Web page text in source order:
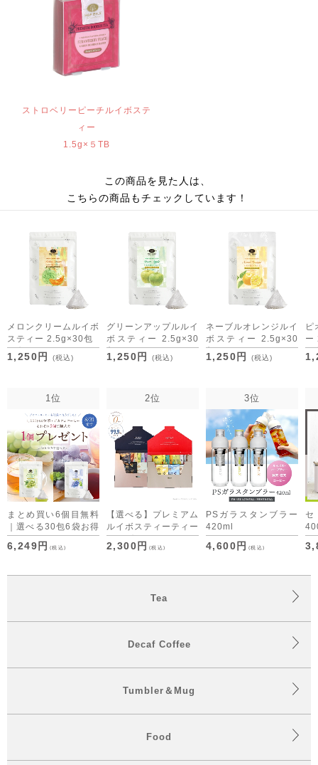
ストロベリーピーチルイボステ
ィー
1.5g×５TB
この商品を見た人は、
こちらの商品もチェックしています！
メロンクリームルイボ
スティー 2.5g×30包
[M便 1/3]
1,250円 (税込)
グリーンアップルルイ
ボスティー 2.5g×30
包
[M便 1/3]
1,250円 (税込)
ネーブルオレンジルイ
ボスティー 2.5g×30
包
[M便 1/3]
1,250円 (税込)
ピ
ー
[M
1位
まとめ買い6個目無料
｜選べる30包6袋お得
セット デカフェコー
ヒーも仲間入り
6,249円 (税込)
2位
【選べる】プレミアム
ルイボスティーティー
バッグ・デカフェコー
ヒー アソート （ON
便 1/1]
2,300円 (税込)
3位
PSガラスタンブラー
420ml
4,600円 (税込)
Tea
Decaf Coffee
Tumbler＆Mug
Food